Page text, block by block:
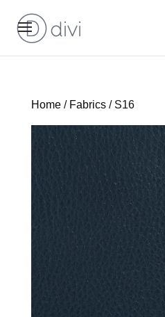
Home/ Fabrics/ S16